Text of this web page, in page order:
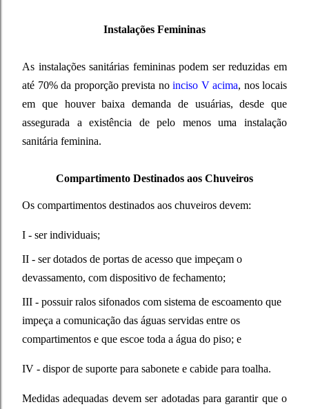
Instalações Femininas
As instalações sanitárias femininas podem ser reduzidas em
até 70% da proporção prevista no inciso V acima, nos locais
em que houver baixa demanda de usuárias, desde que
assegurada a existência de pelo menos uma instalação
sanitária feminina.
Compartimento Destinados aos Chuveiros
Os compartimentos destinados aos chuveiros devem:
I - ser individuais;
II - ser dotados de portas de acesso que impeçam o
devassamento, com dispositivo de fechamento;
III - possuir ralos sifonados com sistema de escoamento que
impeça a comunicação das águas servidas entre os
compartimentos e que escoe toda a água do piso; e
IV - dispor de suporte para sabonete e cabide para toalha.
Medidas adequadas devem ser adotadas para garantir que o